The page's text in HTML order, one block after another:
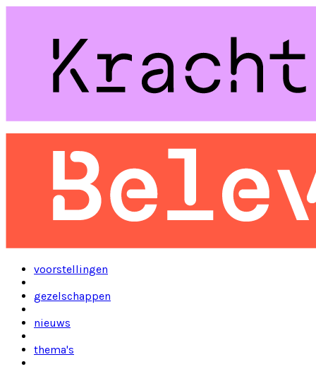
voorstellingen
gezelschappen
nieuws
thema's